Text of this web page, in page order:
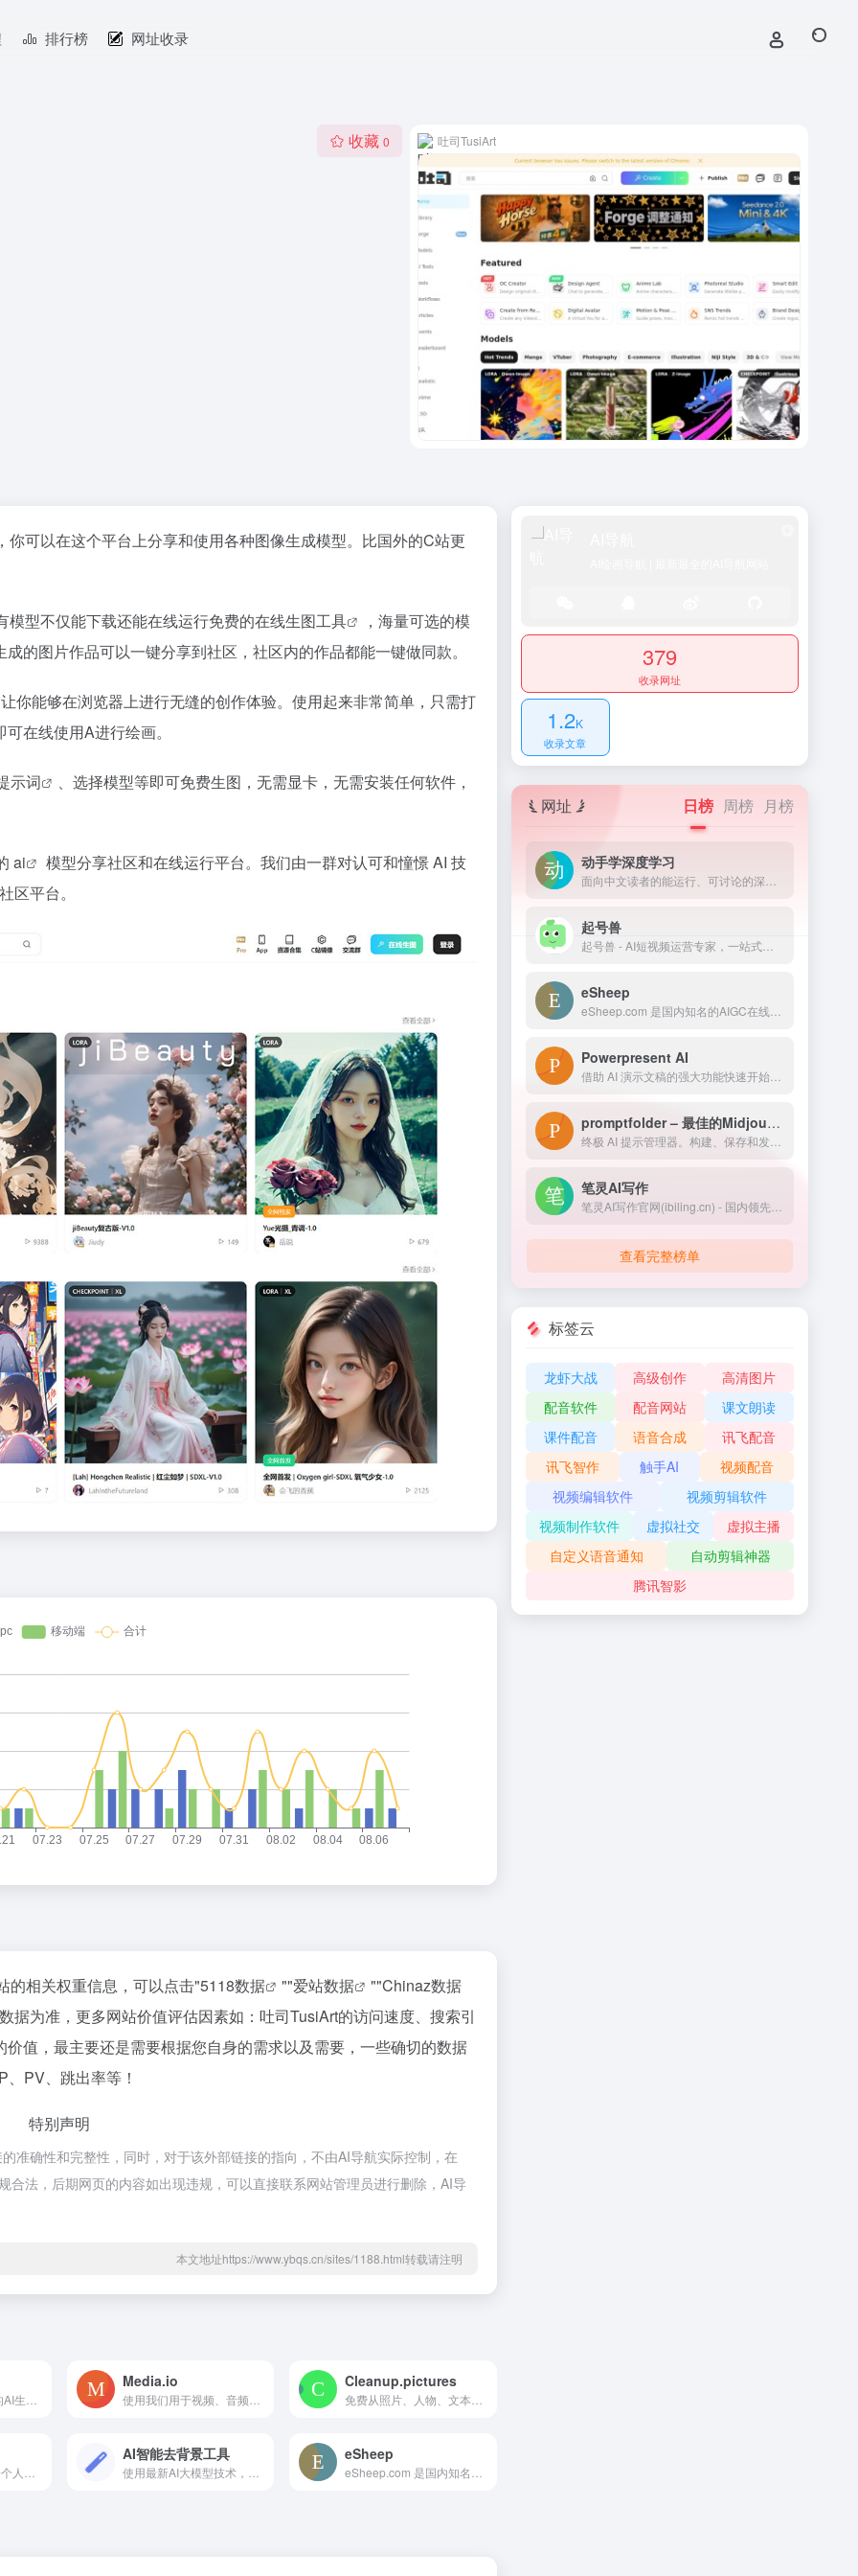
排行榜 网址收录
收藏 0 吐司TusiArt
可以在这个平台上分享和使用各种图像生成模型。比国外的C站更
型不仅能下载还能在线运行免费的在线生图工具
，海量可选的模
的图片作品可以一键分享到社区，社区内的作品都能一键做同款。
你能够在浏览器上进行无缝的创作体验。使用起来非常简单，只需打
在线使用A进行绘画。
示词 、选择模型等即可免费生图，无需显卡，无需安装任何软件，
ai
模型分享社区和在线运行平台。我们由一群对认可和憧憬 AI 技
区平台。
的相关权重信息，可以点击"5118数据 ""爱站数据 ""Chinaz数据
据为准，更多网站价值评估因素如：吐司TusiArt的访问速度、搜索引
值，最主要还是需要根据您自身的需求以及需要，一些确切的数据
PV、跳出率等！
特别声明
准确性和完整性，同时，对于该外部链接的指向，不由AI导航实际控制，在
法，后期网页的内容如出现违规，可以直接联系网站管理员进行删除，AI导
本文地址https://www.ybqs.cn/sites/1188.html转载请注明
Media.io Cleanup.pictures
AI智能去背景工具 eSheep
379
收录网址
1.2K
收录文章
网址 日榜 周榜 月榜
动手学深度学习
起号兽
eSheep
Powerpresent AI
promptfolder – 最佳的Midjourney AI提示管理工具
笔灵AI写作
查看完整榜单
标签云
龙虾大战 高级创作
高清图片
配音软件
配音网站
课文朗读
课件配音
语音合成
讯飞配音
讯飞智作
触手AI
视频配音
视频编辑软件
视频剪辑软件
视频制作软件
虚拟社交
虚拟主播
自定义语音通知
自动剪辑神器
腾讯智影